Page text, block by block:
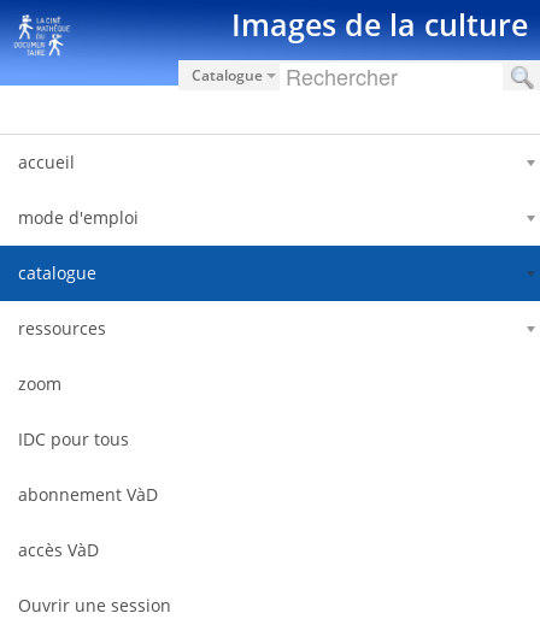
Saut au contenu Images de la culture
Catalogue
accueil
mode d'emploi
catalogue
ressources
zoom
IDC pour tous
abonnement VàD
accès VàD
Ouvrir une session